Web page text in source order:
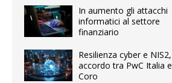
In aumento gli attacchi
informatici al settore
finanziario
Resilienza cyber e NIS2,
accordo tra PwC Italia e
Coro